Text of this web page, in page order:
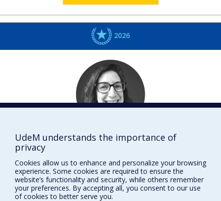
2026
Emma GLASER
Médecine de famille et médecine d'urgence
DISTINCTIONS
UdeM understands the importance of
privacy
Cookies allow us to enhance and personalize your browsing
experience. Some cookies are required to ensure the
website’s functionality and security, while others remember
your preferences. By accepting all, you consent to our use
of cookies to better serve you.